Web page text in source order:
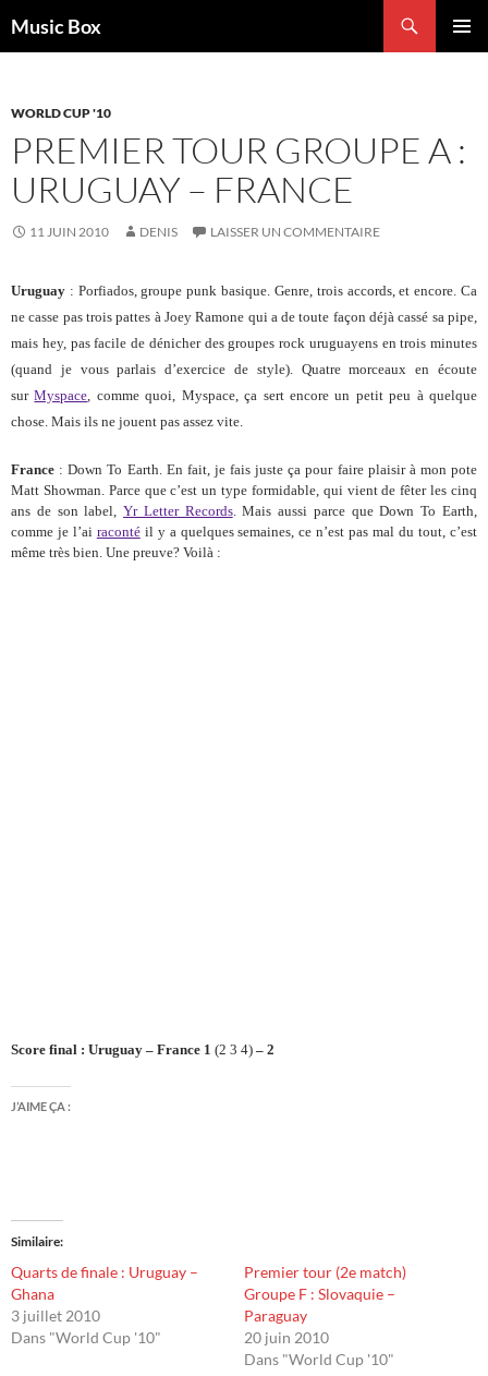
auMusic Box
WORLD CUP '10
PREMIER TOUR GROUPE A :
URUGUAY – FRANCE
11 JUIN 2010 DENIS LAISSER UN COMMENTAIRE
Uruguay : Porfiados, groupe punk basique. Genre, trois accords, et encore. Ca
ne casse pas trois pattes à Joey Ramone qui a de toute façon déjà cassé sa pipe,
mais hey, pas facile de dénicher des groupes rock uruguayens en trois minutes
(quand je vous parlais d’exercice de style). Quatre morceaux en écoute
surMyspace, comme quoi, Myspace, ça sert encore un petit peu à quelque
chose. Mais ils ne jouent pas assez vite.
France : Down To Earth. En fait, je fais juste ça pour faire plaisir à mon pote
Matt Showman. Parce que c’est un type formidable, qui vient de fêter les cinq
ans de son label,Yr Letter Records. Mais aussi parce que Down To Earth,
comme je l’ai racontéil y a quelques semaines, ce n’est pas mal du tout, c’est
même très bien. Une preuve? Voilà :
Score final : Uruguay – France 1 (2 3 4) – 2
J’AIME ÇA :
Similaire
Quarts de finale : Uruguay –
Ghana
3 juillet 2010
Dans "World Cup '10"
Premier tour (2e match)
Groupe F : Slovaquie –
Paraguay
20 juin 2010
Dans "World Cup '10"